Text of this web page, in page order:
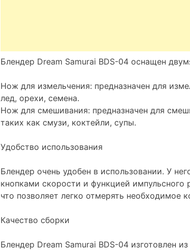
Блендер Dream Samurai BDS-04 оснащен
Нож для измельчения: предназначен для
лед, орехи, семена.
Нож для смешивания: предназначен для
таких как смузи, коктейли, супы.
Удобство использования
Блендер очень удобен в использовании. У
кнопками скорости и функцией
что позволяет легко отмерять необходимое
Качество сборки
Блендер Dream Samurai BDS-04 изготовлен